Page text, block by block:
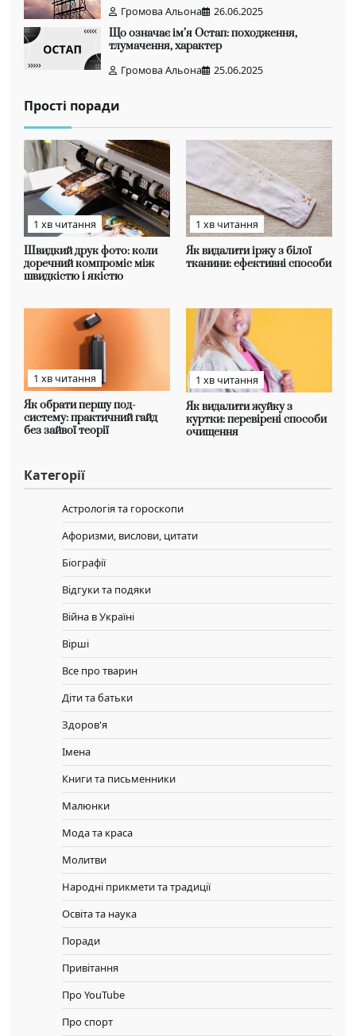
Громова Альона
26.06.2025
Що означає ім’я Остап: походження,
тлумачення, характер
Громова Альона
25.06.2025
Прості поради
1 хв читання
Швидкий друк фото: коли
доречний компроміс між
швидкістю і якістю
1 хв читання
Як видалити іржу з білої
тканини: ефективні способи
1 хв читання
Як обрати першу под-
систему: практичний гайд
без зайвої теорії
1 хв читання
Як видалити жуйку з
куртки: перевірені способи
очищення
Категорії
Астрологія та гороскопи
Афоризми, вислови, цитати
Біографії
Відгуки та подяки
Війна в Україні
Вірші
Все про тварин
Діти та батьки
Здоров'я
Імена
Книги та письменники
Малюнки
Мода та краса
Молитви
Народні прикмети та традиції
Освіта та наука
Поради
Привітання
Про YouTube
Про спорт